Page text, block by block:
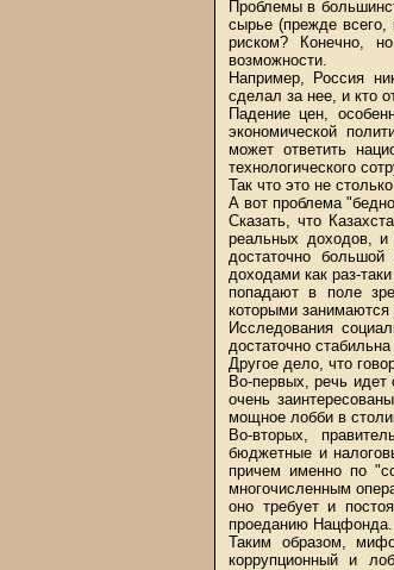
Проблемы в
сырье (прежде
риском? Конечно,
возможности.
Например, Россия
сделал за нее, и кто
Падение цен,
экономической
может ответить
технологического
Так что это не
А вот проблема
Сказать, что
реальных доходов, и
достаточно
доходами как раз-
попадают в поле
которыми занимаются
Исследования
достаточно
Другое дело, что
Во-первых, речь идет
очень
мощное лобби в
Во-вторых,
бюджетные и
причем именно по
многочисленным
оно требует и
проеданию Нацфонда.
Таким образом,
коррупционный и